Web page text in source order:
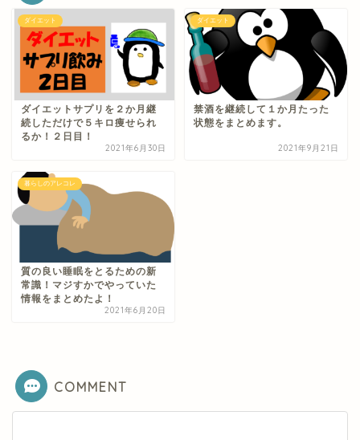
ダイエット
ダイエットサプリを２か月継
続しただけで５キロ痩せられ
るか！２日目！
2021年6月30日
ダイエット
禁酒を継続して１か月たった
状態をまとめます。
2021年9月21日
暮らしのアレコレ
質の良い睡眠をとるための新
常識！マジすかでやっていた
情報をまとめたよ！
2021年6月20日
COMMENT